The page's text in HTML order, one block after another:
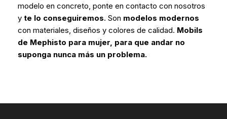
modelo en concreto, ponte en contacto con nosotros
y te lo conseguiremos. Son modelos modernos
con materiales, diseños y colores de calidad. Mobils
de Mephisto para mujer, para que andar no
suponga nunca más un problema.